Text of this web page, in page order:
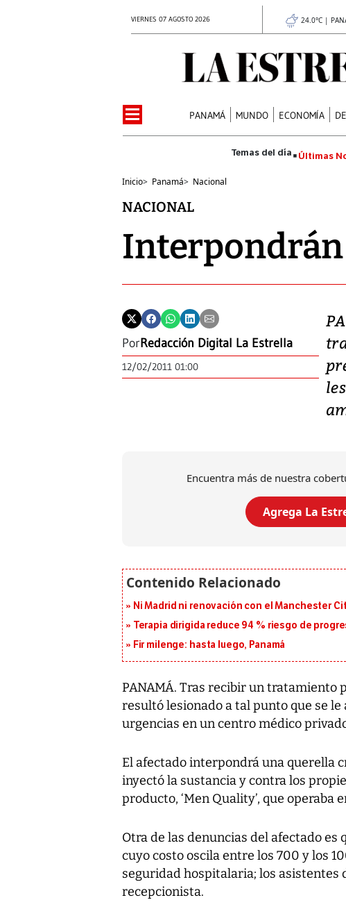
VIERNES 07 AGOSTO 2026 24.0°C |
PANAMÁ MUNDO ECONOMÍA
Últimas
Inicio> Panamá> Nacional
NACIONAL
Interpondrán
PorRedacción Digital La Estrella
12/02/2011 01:00
Encuentra más de nuestra
Agrega La
Ni Madrid ni renovación con el Manchester
Terapia dirigida reduce 94 % riesgo de
Fir milenge: hasta luego, Panamá
PANAMÁ. Tras recibir un tratamiento
resultó lesionado a tal punto que se
urgencias en un centro médico
El afectado interpondrá una querella
inyectó la sustancia y contra los
producto, ‘Men Quality’, que operaba
Otra de las denuncias del afectado
cuyo costo oscila entre los 700 y los
seguridad hospitalaria; los asistentes
recepcionista.